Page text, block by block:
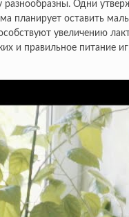
Одни
планирует оставить
увеличению
и правильное